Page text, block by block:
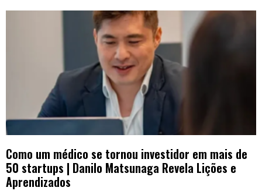
Como um médico se tornou investidor em mais de
50 startups | Danilo Matsunaga Revela Lições e
Aprendizados